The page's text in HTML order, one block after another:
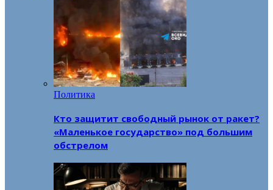
Политика
Кто защитит свободный рынок от ракет?
«Маленькое государство» под большим
обстрелом